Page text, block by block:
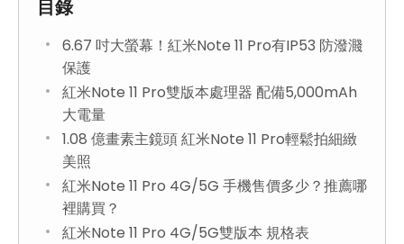
目錄
6.67 吋大螢幕！紅米Note 11 Pro有IP53 防潑濺
保護
紅米Note 11 Pro雙版本處理器 配備5,000mAh
大電量
1.08 億畫素主鏡頭 紅米Note 11 Pro輕鬆拍細緻
美照
紅米Note 11 Pro 4G/5G 手機售價多少？推薦哪
裡購買？
紅米Note 11 Pro 4G/5G雙版本 規格表